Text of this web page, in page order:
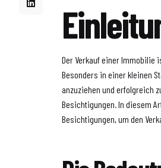
Der Verkauf einer Immobilie
Besonders in einer kleinen
anzuziehen und erfolgreich
Besichtigungen. In diesem
Besichtigungen, um den